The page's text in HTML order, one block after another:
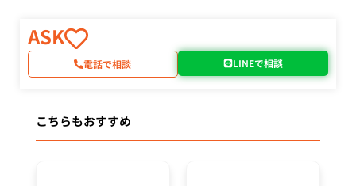
ASK
電話で相談 LINEで相談
こちらもおすすめ